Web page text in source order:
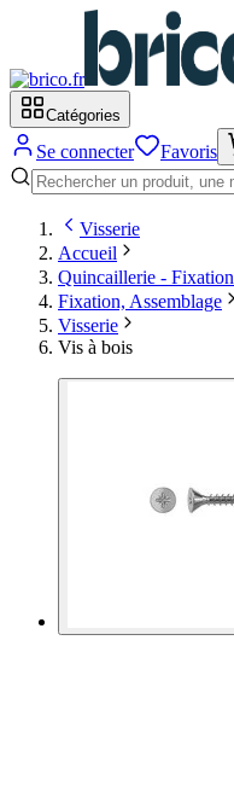
Catégories
Se connecter Favoris
Visserie
Accueil
Quincaillerie - Fixation
Fixation, Assemblage
Visserie
Vis à bois